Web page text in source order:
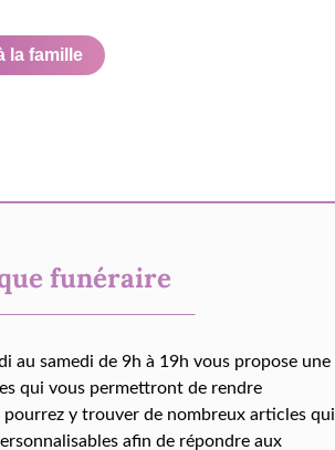
la famille
funéraire
au samedi de 9h à 19h vous propose une
qui vous permettront de rendre
pourrez y trouver de nombreux articles qui
afin de répondre aux